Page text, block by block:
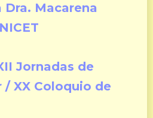
Macarena
Jornadas de
/ XX Coloquio de